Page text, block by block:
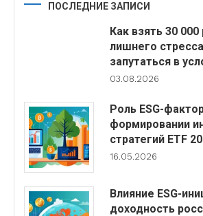
ПОСЛЕДНИЕ ЗАПИСИ
Как взять 30
лишнего
запутаться в
03.08.2026
Роль ESG-
формировании
стратегий ETF
16.05.2026
Влияние ESG-
доходность